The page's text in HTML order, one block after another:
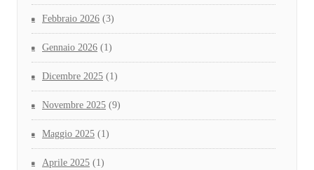
Febbraio 2026 (3)
Gennaio 2026 (1)
Dicembre 2025 (1)
Novembre 2025 (9)
Maggio 2025 (1)
Aprile 2025 (1)